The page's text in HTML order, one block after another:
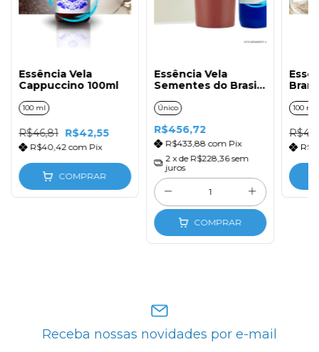
Essência Vela
Cappuccino 100ml
100 ml
R$46,81 R$42,55
R$40,42 com Pix
COMPRAR
Essência Vela
Sementes do Brasil
Único
R$456,72
R$433,88com Pix
2 x de R$228,36 sem
juros
COMPRAR
100 ml
Receba nossas novidades por e-mail